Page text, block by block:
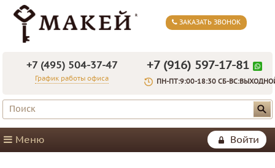
ЗАКАЗАТЬ ЗВОНОК
+7 (495) 504-37-47
График работы офиса
+7 (916) 597-17-81
ПН-ПТ:9:00-18:30 СБ-
Войти
Меню